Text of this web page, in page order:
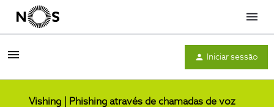
Menu
Iniciar sessão
Vishing | Phishing através de chamadas de voz